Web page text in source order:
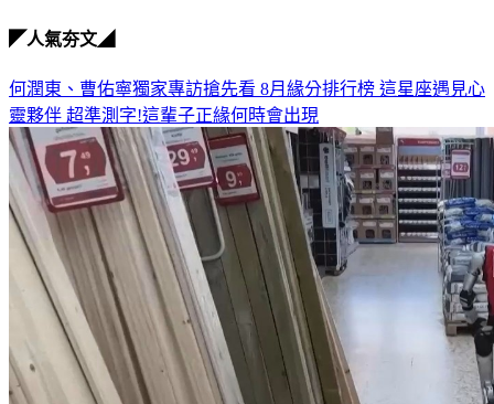
◤人氣夯文◢
何潤東、曹佑寧獨家專訪搶先看 8月緣分排行榜 這星座遇見心
靈夥伴 超準測字!這輩子正緣何時會出現